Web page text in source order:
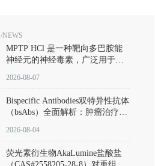
/NEWS
MPTP HCl 是一种靶向多巴胺能
神经元的神经毒素，广泛用于构
以盐酸盐形式存在，可触发线粒
体介导的神经元凋亡。其经典应
用即为选择性损毁中脑黑质致密
部多巴胺能神经元，从而可靠模
拟帕金森病的核心病理与行为表
2026-08-07
Bispecific Antibodies双特异性抗体
（bsAbs）全面解析：肿瘤治疗的
2026-08-04
荧光素衍生物AkaLumine盐酸盐